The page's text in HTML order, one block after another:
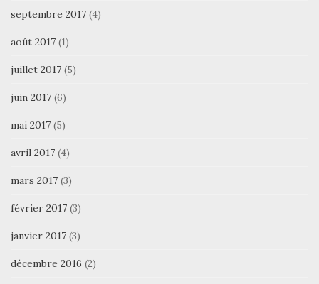
septembre 2017 (4)
août 2017 (1)
juillet 2017 (5)
juin 2017 (6)
mai 2017 (5)
avril 2017 (4)
mars 2017 (3)
février 2017 (3)
janvier 2017 (3)
décembre 2016 (2)